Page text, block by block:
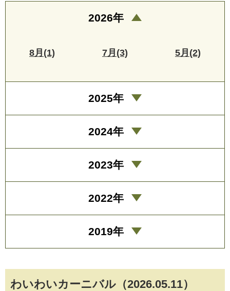
わいわいカーニバル（2026.05.11）
2026年
8月(1) 7月(3) 5月(2)
2025年
2024年
2023年
2022年
2019年